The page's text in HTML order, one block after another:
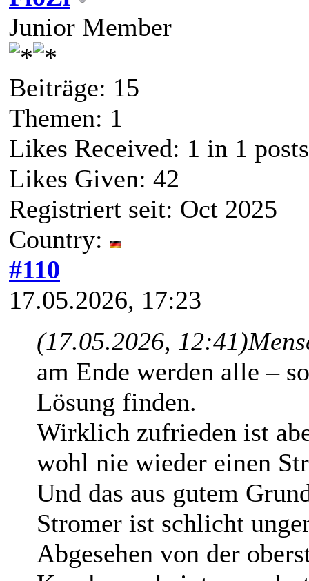
Junior Member
Beiträge: 15
Themen: 1
Likes Received: 1 in 1 posts
Likes Given: 42
Registriert seit: Oct 2025
Country:
#110
17.05.2026, 17:23
(17.05.2026, 12:41)
am Ende werden alle –
Lösung finden.
Wirklich zufrieden ist
wohl nie wieder einen
Und das aus gutem
Stromer ist schlicht
Abgesehen von der